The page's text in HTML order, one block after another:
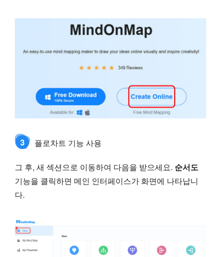
3 플로차트 기능 사용
그 후, 새 섹션으로 이동하여 다음을 받으세요. 순서도
기능을 클릭하면 메인 인터페이스가 화면에 나타납니
다.